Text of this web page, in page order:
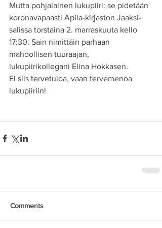
Mutta pohjalainen lukupiiri: se pidetään
koronavapaasti Apila-kirjaston Jaaksi-
salissa torstaina 2. marraskuuta kello
17:30. Sain nimittäin parhaan
mahdollisen tuuraajan,
lukupiirikollegani Elina Hokkasen.
Ei siis tervetuloa, vaan tervemenoa
lukupiiriin!
Comments